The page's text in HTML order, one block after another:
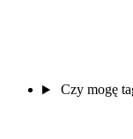
Czy mogę